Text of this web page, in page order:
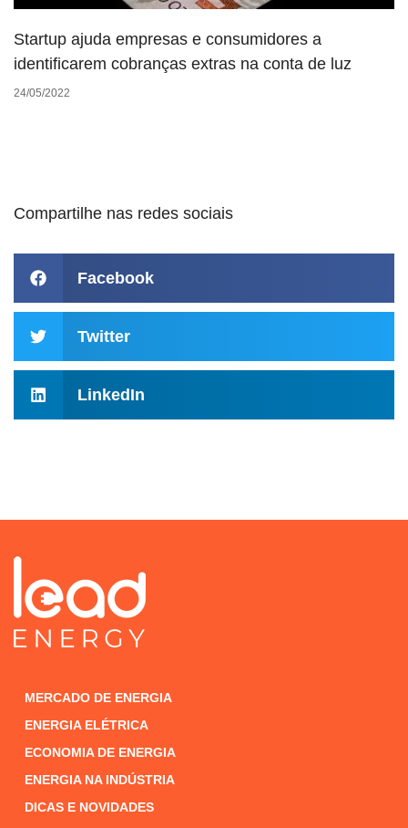
Startup ajuda empresas e consumidores a
identificarem cobranças extras na conta de luz
24/05/2022
Compartilhe nas redes sociais
Facebook
Twitter
LinkedIn
MERCADO DE ENERGIA
ENERGIA ELÉTRICA
ECONOMIA DE ENERGIA
ENERGIA NA INDÚSTRIA
DICAS E NOVIDADES